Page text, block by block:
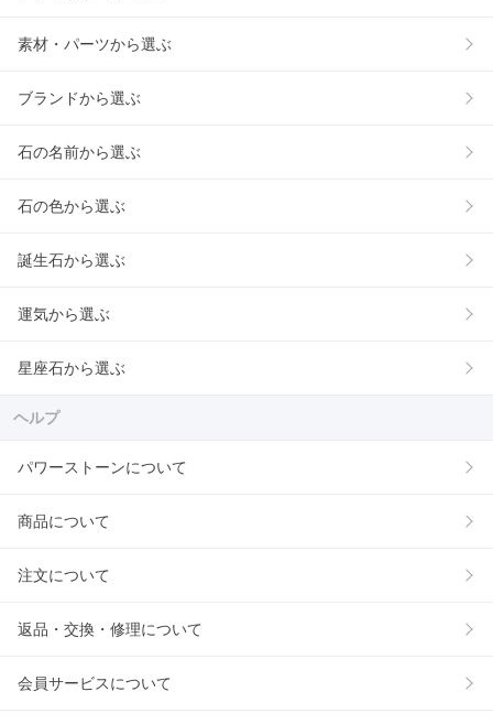
素材・パーツから選ぶ
ブランドから選ぶ
石の名前から選ぶ
石の色から選ぶ
誕生石から選ぶ
運気から選ぶ
星座石から選ぶ
ヘルプ
パワーストーンについて
商品について
注文について
返品・交換・修理について
会員サービスについて